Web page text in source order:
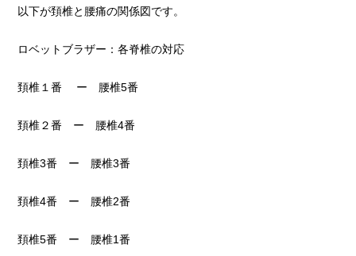
以下が頚椎と腰痛の関係図です。
ロベットブラザー：各脊椎の対応
頚椎１番 ー 腰椎5番
頚椎２番 ー 腰椎4番
頚椎3番 ー 腰椎3番
頚椎4番 ー 腰椎2番
頚椎5番 ー 腰椎1番